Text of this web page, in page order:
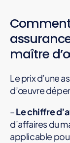
maître
Le prix d’une
d’œuvre
–Le chiffre
d’affaires du
applicable